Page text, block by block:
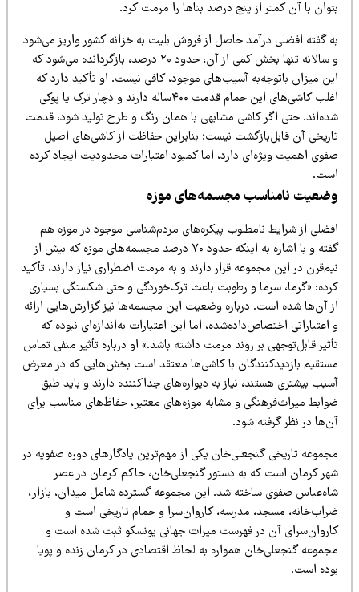
با آن کمتر از پنج درصد بناها را مرمت کرد.
گفته افضلی درآمد حاصل از فروش بلیت به خزانه کشور واریز می‌شود
و سالانه تنها بخش کمی از آن، حدود ۲۰ درصد، بازگردانده می‌شود که
میزان باتوجه‌به آسیب‌های موجود، کافی نیست. او تأکید دارد که
اغلب کاشی‌های این حمام قدمت ۴۰۰ساله دارند و دچار ترک یا پوکی
حتی اگر کاشی مشابهی با همان رنگ و طرح تولید شود، قدمت
آن قابل‌بازگشت نیست؛ بنابراین حفاظت از کاشی‌های اصیل
اهمیت ویژه‌ای دارد، اما کمبود اعتبارات محدودیت ایجاد کرده
نامناسب مجسمه‌های موزه
از شرایط نامطلوب پیکره‌های مردم‌شناسی موجود در موزه هم
گفته و با اشاره به اینکه حدود ۷۰ درصد مجسمه‌های موزه که بیش از
در این مجموعه قرار دارند و به مرمت اضطراری نیاز دارند، تأکید
«گرما، سرما و رطوبت باعث ترک‌خوردگی و حتی شکستگی بسیاری
آن‌ها شده است. درباره وضعیت این مجسمه‌ها نیز گزارش‌هایی ارائه
اختصاص‌داده‌شده، اما این اعتبارات به‌اندازه‌ای نبوده که
قابل‌توجهی بر روند مرمت داشته باشد.» او درباره تأثیر منفی تماس
بازدیدکنندگان با کاشی‌ها معتقد است بخش‌هایی که در معرض
بیشتری هستند، نیاز به دیواره‌های جداکننده دارند و باید طبق
میراث‌فرهنگی و مشابه موزه‌های معتبر، حفاظ‌های مناسب برای
در نظر گرفته شود.
تاریخی گنجعلی‌خان یکی از مهم‌ترین یادگارهای دوره صفویه در
کرمان است که به دستور گنجعلی‌خان، حاکم کرمان در عصر
صفوی ساخته شد. این مجموعه گسترده شامل میدان، بازار،
مسجد، مدرسه، کاروان‌سرا و حمام تاریخی است و
آن در فهرست میراث جهانی یونسکو ثبت شده است و
گنجعلی‌خان همواره به لحاظ اقتصادی در کرمان زنده و پویا
است.